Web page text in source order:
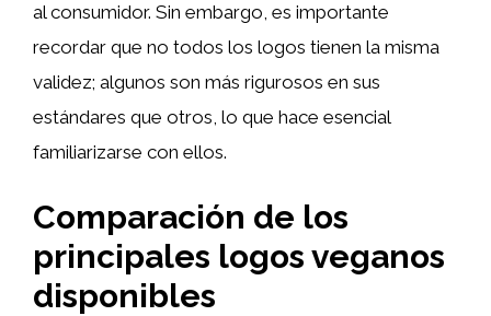
al consumidor. Sin embargo, es importante
recordar que no todos los logos tienen la misma
validez; algunos son más rigurosos en sus
estándares que otros, lo que hace esencial
familiarizarse con ellos.
Comparación de los
principales logos veganos
disponibles